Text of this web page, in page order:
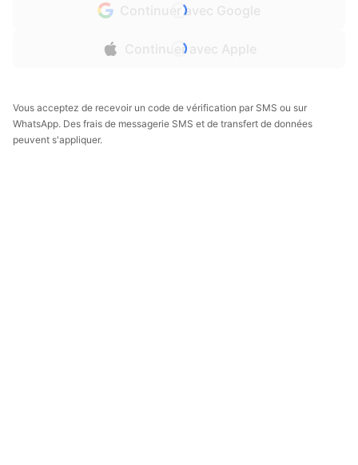
Continuer avec Google
Continuer avec Apple
Vous acceptez de recevoir un code de vérification par SMS ou sur
WhatsApp. Des frais de messagerie SMS et de transfert de données
peuvent s'appliquer.